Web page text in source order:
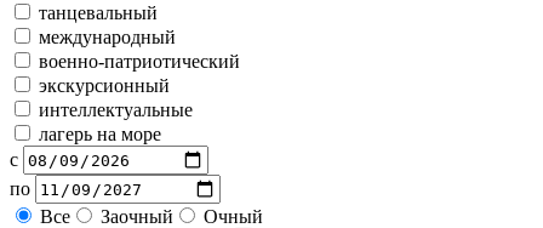
танцевальный
международный
военно-патриотический
экскурсионный
интеллектуальные
лагерь на море
с
по
Все
Заочный Очный